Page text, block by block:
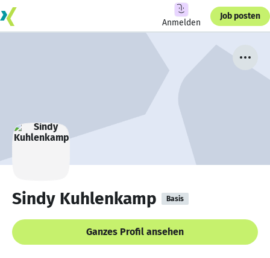
Anmelden
Job posten
Sindy Kuhlenkamp Basis
Ganzes Profil ansehen